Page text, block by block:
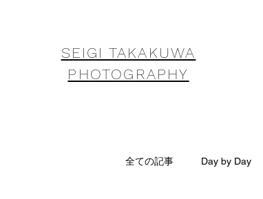
SEIGI TAKAKUWA
PHOTOGRAPHY
全ての記事 Day by Day